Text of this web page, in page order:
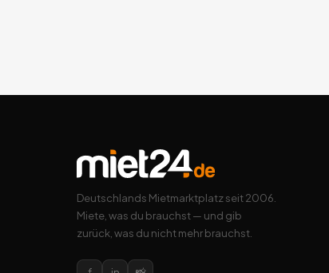
Deutschlands Mietmarktplatz seit 2006.
Miete, was du brauchst — und gib
zurück, was du nicht mehr brauchst.